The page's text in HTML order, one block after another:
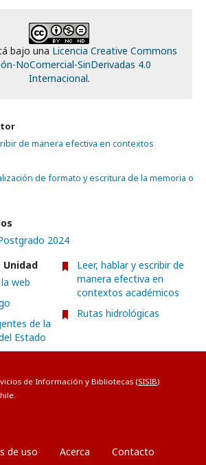
bajo una Licencia Creative Commons
NoComercial-SinDerivadas 4.0
Internacional.
de manera efectiva en contextos
de formato y escritura de la memoria o
2024
web
de la
Estado
Leer, hablar y escribir de
manera efectiva en
contextos académicos
Rutas hidrológicas
de Información y Bibliotecas (SISIB)
de uso Acerca Contacto